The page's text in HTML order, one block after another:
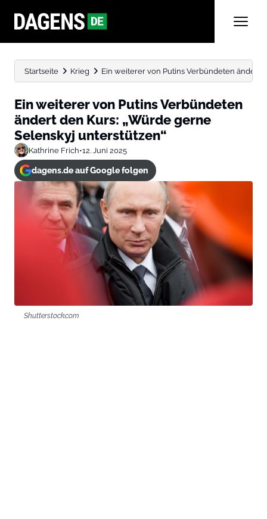
Startseite Krieg Ein weiterer von Putins Verbündeten ändert
Ein weiterer von Putins Verbündeten
ändert den Kurs: „Würde gerne
Selenskyj unterstützen“
Kathrine Frich•12. Juni 2025
dagens.de auf Google folgen
Shutterstock.com